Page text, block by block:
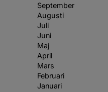
September
Augusti
Juli
Juni
Maj
April
Mars
Februari
Januari